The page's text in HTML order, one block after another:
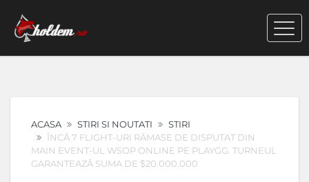
ACASA STIRI SI NOUTATI
STIRI
ÎNCĂ 7 FLIGHT-URI RĂMASE DE DISPUTAT DIN
MAIN EVENT-UL WSOP ONLINE PE PLAYGG. TURNEUL
GARANTEAZĂ SUMA DE $20.000.000